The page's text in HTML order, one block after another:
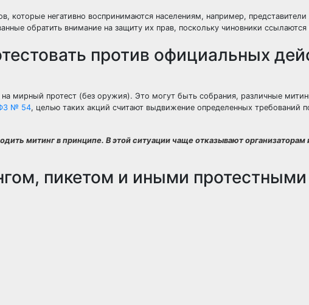
которые негативно воспринимаются населениям, например,
обратить внимание на защиту их прав, поскольку чиновники ссылаются
против официальных
мирный протест (без оружия). Это могут быть собрания, различные
№ 54, целью таких акций считают выдвижение определенных требований
митинг в принципе. В этой ситуации чаще отказывают организаторам
пикетом и иными протестными